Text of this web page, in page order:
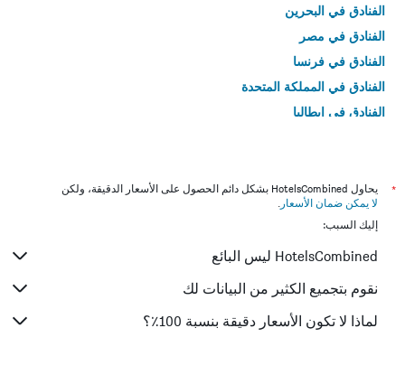
الفنادق في البحرين
الفنادق في مصر
الفنادق في فرنسا
الفنادق في المملكة المتحدة
الفنادق في إيطاليا
*
يحاول HotelsCombined بشكل دائم الحصول على الأسعار الدقيقة، ولكن
لا يمكن ضمان الأسعار .
إليك السبب:
HotelsCombined ليس البائع
نقوم بتجميع الكثير من البيانات لك
لماذا لا تكون الأسعار دقيقة بنسبة 100٪؟